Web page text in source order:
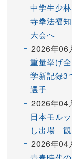
中学生少
寺拳法福
大会へ
2026年06
重量挙げ
学新記録3
選手
2026年04
日本モル
し出場 観
2026年04